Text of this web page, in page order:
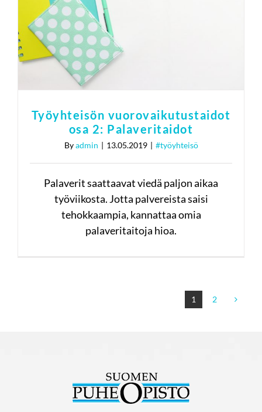
vuorovaikutustaidot osa 2:
Palaveritaidot
#työyhteisö
Työyhteisön vuorovaikutustaidot
osa 2: Palaveritaidot
Byadmin | 13.05.2019 | #työyhteisö
Palaverit saattaavat viedä paljon aikaa
työviikosta. Jotta palvereista saisi
tehokkaampia, kannattaa omia
palaveritaitoja hioa.
1 2